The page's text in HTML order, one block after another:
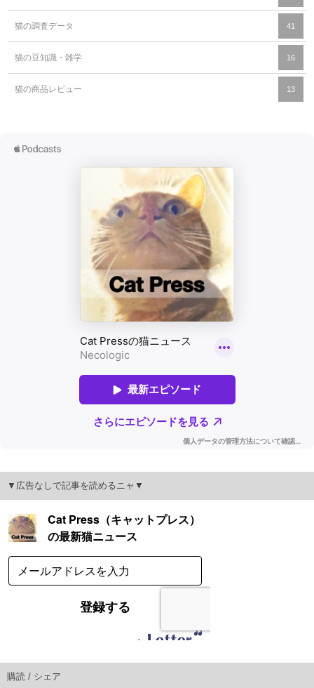
猫の調査データ 41
猫の豆知識・雑学 16
猫の商品レビュー 13
▼広告なしで記事を読めるニャ▼
購読 / シェア